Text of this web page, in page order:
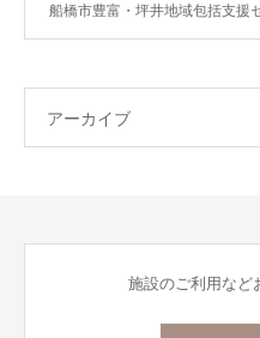
船橋市豊富・坪井地域包括支援
アーカイブ
施設のご利用など